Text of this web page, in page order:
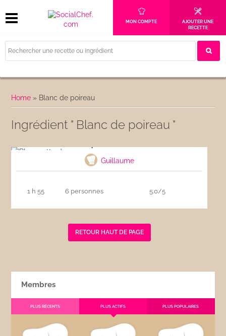
MON COMPTE
AJOUTER UNE
RECETTE
Home » Blanc de poireau
Ingrédient " Blanc de poireau "
Guillaume
1 h 55 6 personnes 5.0/5
RETOUR HAUT DE PAGE
Membres
PLUS RÉCENTS PLUS ACTIFS PLUS POPULAIRES